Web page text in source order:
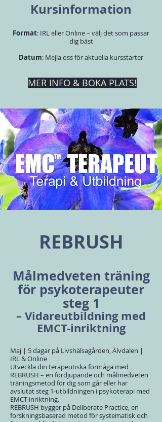
Kursinformation
Format: IRL eller Online – välj det som passar
dig bäst
Datum: Mejla oss för aktuella kursstarter
MER INFO & BOKA PLATS!
REBRUSH
Målmedveten träning
för psykoterapeuter
steg 1
– Vidareutbildning med
EMCT-inriktning
Maj | 5 dagar på Livshälsagården, Älvdalen |
IRL & Online
Utveckla din terapeutiska förmåga med
REBRUSH – en fördjupande och målmedveten
träningsmetod för dig som går eller har
avslutat steg 1-utbildningen i psykoterapi med
EMCT-inriktning.
REBRUSH bygger på Deliberate Practice, en
forskningsbaserad metod för systematisk och